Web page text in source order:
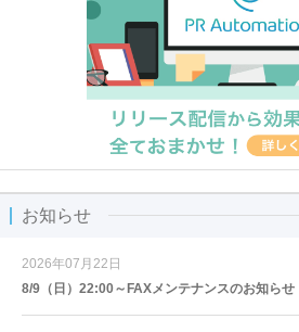
お知らせ
2026年07月22日
8/9（日）22:00～FAXメンテナンスのお知らせ